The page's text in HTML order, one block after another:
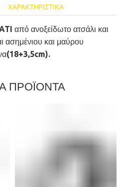
ΧΑΡΑΚΤΗΡΙΣΤΙΚΆ
από ανοξείδωτο ατσάλι και
ασημένιου και μαύρου
ΠΡΟΪΟΝΤΑ